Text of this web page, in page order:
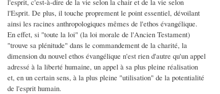
l'esprit, c'est-à-dire de la vie selon la chair et de la vie selon
l'Esprit. De plus, il touche proprement le point essentiel, dévoilant
ainsi les racines anthropologiques mêmes de l'ethos évangélique.
En effet, si "toute la loi" (la loi morale de l'Ancien Testament)
"trouve sa plénitude" dans le commandement de la charité, la
dimension du nouvel ethos évangélique n'est rien d'autre qu'un appel
adressé à la liberté humaine, un appel à sa plus pleine réalisation
et, en un certain sens, à la plus pleine "utilisation" de la potentialité
de l'esprit humain.